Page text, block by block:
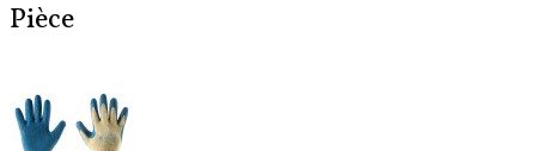
Pièce